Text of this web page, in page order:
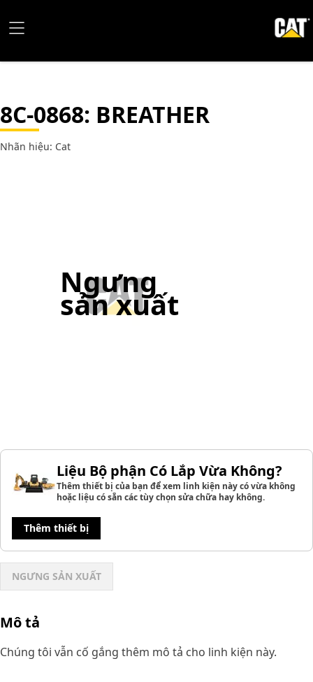
8C-0868: BREATHER
Nhãn hiệu: Cat
Ngưng
sản xuất
Liệu Bộ phận Có Lắp Vừa Không?
Thêm thiết bị của bạn để xem linh kiện này có vừa không
hoặc liệu có sẵn các tùy chọn sửa chữa hay không.
Thêm thiết bị
NGƯNG SẢN XUẤT
Mô tả
Chúng tôi vẫn cố gắng thêm mô tả cho linh kiện này.